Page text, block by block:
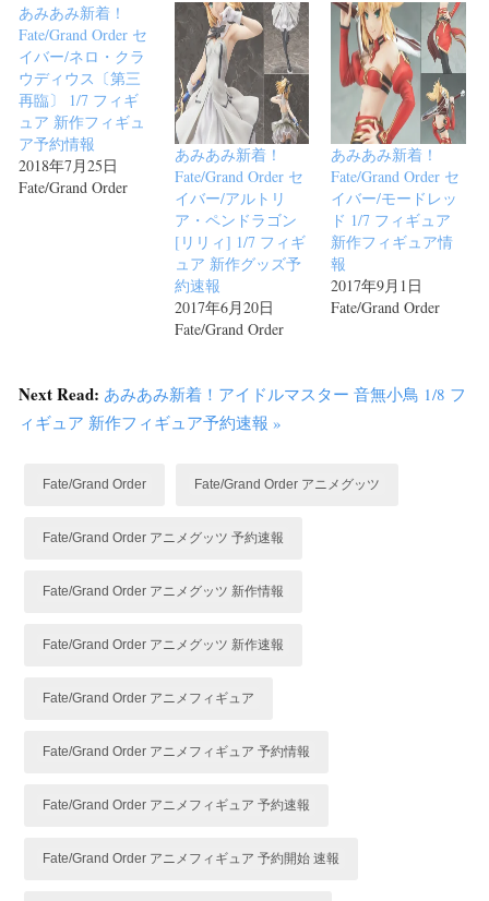
あみあみ新着！
Fate/Grand Order セ
イバー/ネロ・クラ
ウディウス〔第三
再臨〕 1/7 フィギ
ュア 新作フィギュ
ア予約情報
2018年7月25日
Fate/Grand Order
あみあみ新着！
Fate/Grand Order セ
イバー/アルトリ
ア・ペンドラゴン
[リリィ] 1/7 フィギ
ュア 新作グッズ予
約速報
2017年6月20日
Fate/Grand Order
あみあみ新着！
Fate/Grand Order セ
イバー/モードレッ
ド 1/7 フィギュア
新作フィギュア情
報
2017年9月1日
Fate/Grand Order
Next Read: あみあみ新着！アイドルマスター 音無小鳥 1/8 フ
ィギュア 新作フィギュア予約速報 »
Fate/Grand Order Fate/Grand Order アニメグッツ
Fate/Grand Order アニメグッツ 予約速報
Fate/Grand Order アニメグッツ 新作情報
Fate/Grand Order アニメグッツ 新作速報
Fate/Grand Order アニメフィギュア
Fate/Grand Order アニメフィギュア 予約情報
Fate/Grand Order アニメフィギュア 予約速報
Fate/Grand Order アニメフィギュア 予約開始 速報